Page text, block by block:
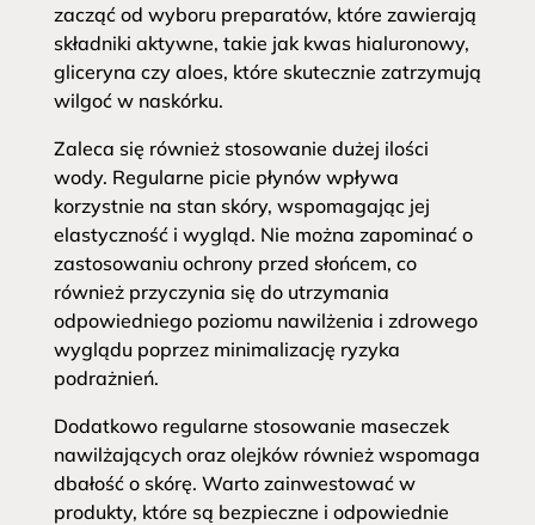
zacząć od wyboru preparatów, które zawierają
składniki aktywne, takie jak kwas hialuronowy,
gliceryna czy aloes, które skutecznie zatrzymują
wilgoć w naskórku.
Zaleca się również stosowanie dużej ilości
wody. Regularne picie płynów wpływa
korzystnie na stan skóry, wspomagając jej
elastyczność i wygląd. Nie można zapominać o
zastosowaniu ochrony przed słońcem, co
również przyczynia się do utrzymania
odpowiedniego poziomu nawilżenia i zdrowego
wyglądu poprzez minimalizację ryzyka
podrażnień.
Dodatkowo regularne stosowanie maseczek
nawilżających oraz olejków również wspomaga
dbałość o skórę. Warto zainwestować w
produkty, które są bezpieczne i odpowiednie